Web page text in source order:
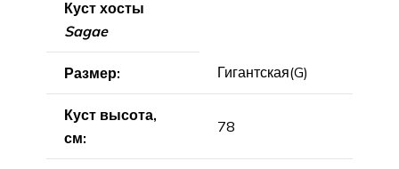
Куст хосты
Sagae
Размер: Гигантская(G)
Куст высота,
см:
78